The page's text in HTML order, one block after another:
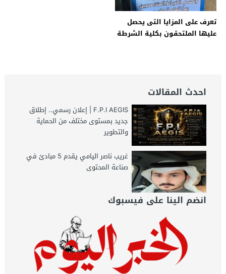
تعرف على المزايا التى يحصل
عليها الملتحقون بكلية الشرطة
احدث المقالات
F.P.I AEGIS | إعلان رسمي.. إطلاق
جديد بمستوى مختلف من الحماية
والتطوير
غريب ناصر اليامي يقدم 5 مبادئ في
صناعة المحتوى
انضم الينا على فيسبوك